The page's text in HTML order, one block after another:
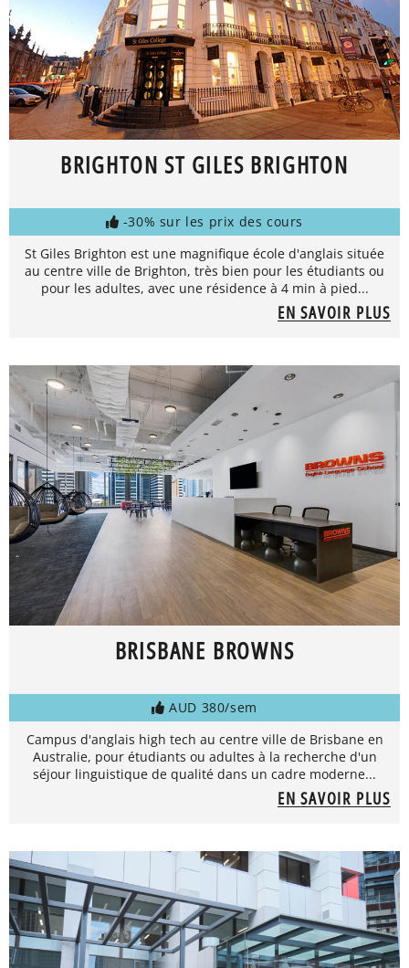
BRIGHTON ST GILES BRIGHTON
-30% sur les prix des cours
St Giles Brighton est une magnifique école d'anglais située
au centre ville de Brighton, très bien pour les étudiants ou
pour les adultes, avec une résidence à 4 min à pied...
EN SAVOIR PLUS
BRISBANE BROWNS
AUD 380/sem
Campus d'anglais high tech au centre ville de Brisbane en
Australie, pour étudiants ou adultes à la recherche d'un
séjour linguistique de qualité dans un cadre moderne...
EN SAVOIR PLUS